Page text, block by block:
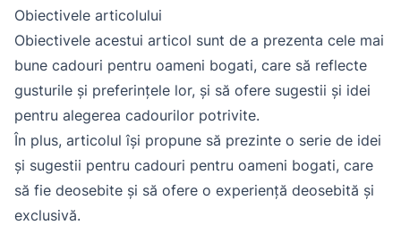
Obiectivele articolului
Obiectivele acestui articol sunt de a prezenta cele mai
bune cadouri pentru oameni bogati, care să reflecte
gusturile și preferințele lor, și să ofere sugestii și idei
pentru alegerea cadourilor potrivite.
În plus, articolul își propune să prezinte o serie de idei
și sugestii pentru cadouri pentru oameni bogati, care
să fie deosebite și să ofere o experiență deosebită și
exclusivă.